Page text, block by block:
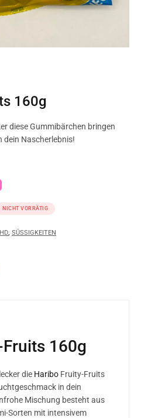
160g
diese Gummibärchen bringen
dein Nascherlebnis!
NICHT VORRÄTIG
SÜSSIGKEITEN
160g
die Haribo Fruity-Fruits
in dein
Mischung besteht aus
Sorten mit intensivem